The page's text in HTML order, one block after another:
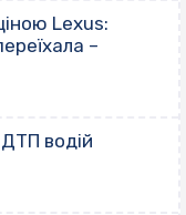
Lexus:
–
водій